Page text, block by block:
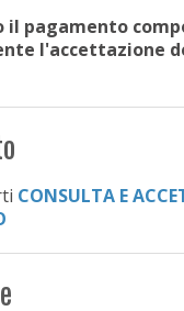
il pagamento
l'accettazione
CONSULTA E